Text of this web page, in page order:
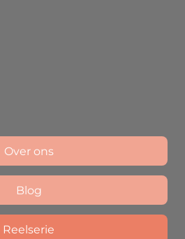
Over ons
Blog
Reelserie